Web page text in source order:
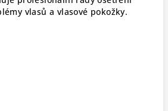
vlasů a vlasové pokožky.